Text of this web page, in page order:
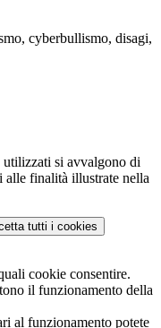
cyberbullismo, disagi,
utilizzati si avvalgono di
alle finalità illustrate nella
tutti i cookies
cookie consentire.
il funzionamento della
al funzionamento potete